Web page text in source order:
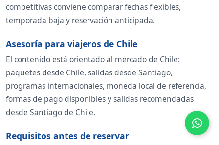
competitivas conviene comparar fechas flexibles,
temporada baja y reservación anticipada.
Asesoría para viajeros de Chile
El contenido está orientado al mercado de Chile:
paquetes desde Chile, salidas desde Santiago,
programas internacionales, moneda local de referencia,
formas de pago disponibles y salidas recomendadas
desde Santiago de Chile.
Requisitos antes de reservar